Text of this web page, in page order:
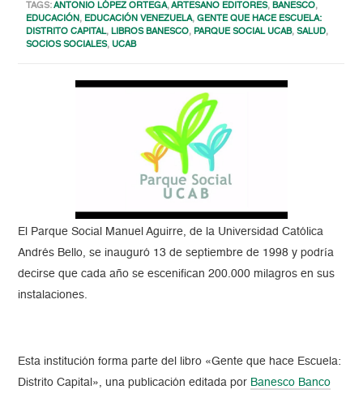
TAGS:ANTONIO LÓPEZ ORTEGA,ARTESANO EDITORES,BANESCO,
EDUCACIÓN, EDUCACIÓN VENEZUELA,GENTE QUE HACE ESCUELA:
DISTRITO CAPITAL,LIBROS BANESCO, PARQUE SOCIAL UCAB,SALUD,
SOCIOS SOCIALES,UCAB
El Parque Social Manuel Aguirre, de la Universidad Católica
Andrés Bello, se inauguró 13 de septiembre de 1998 y podría
decirse que cada año se escenifican 200.000 milagros en sus
instalaciones.
Esta institución forma parte del libro «Gente que hace Escuela:
Distrito Capital», una publicación editada por Banesco Banco